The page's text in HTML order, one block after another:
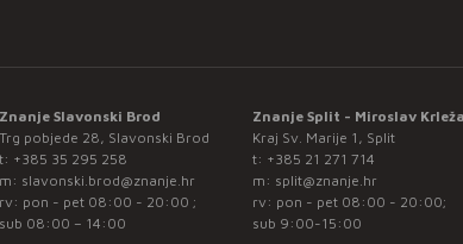
Znanje Slavonski Brod
Trg pobjede 28, Slavonski Brod
t: +385 35 295 258
m: slavonski.brod@znanje.hr
rv: pon - pet 08:00 - 20:00 ;
sub 08:00 – 14:00
Znanje Split - Miroslav Krleža
Kraj Sv. Marije 1, Split
t: +385 21 271 714
m: split@znanje.hr
rv: pon - pet 08:00 - 20:00;
sub 9:00-15:00